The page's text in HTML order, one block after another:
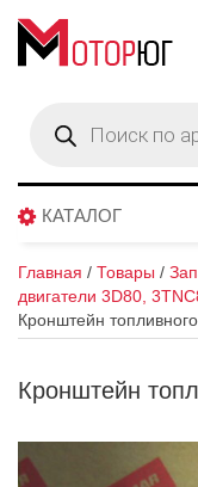
товаров
КАТАЛОГ
Главная / Товары /
двигатели 3D80,
Кронштейн
Кронштейн